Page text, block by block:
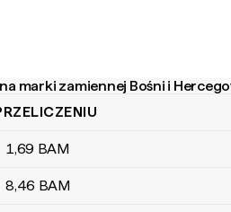
marki zamiennej Bośni i
zamiennej Bośni i Hercegowiny
1,69 BAM
8,46 BAM